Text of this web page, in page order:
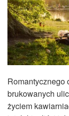
Romantycznego
brukowanych
życiem